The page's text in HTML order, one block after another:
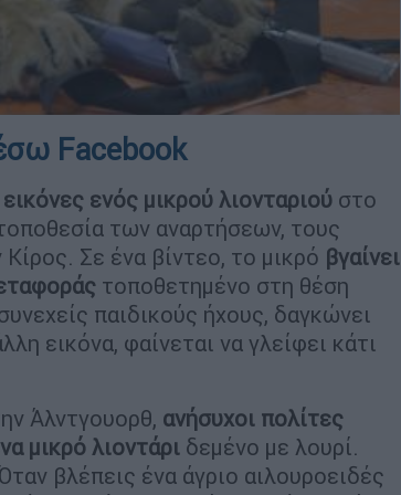
Facebook
εικόνες ενός μικρού λιονταριού στο
των αναρτήσεων, τους
Σε ένα βίντεο, το μικρό βγαίνει
τοποθετημένο στη θέση
παιδικούς ήχους, δαγκώνει
εικόνα, φαίνεται να γλείφει κάτι
Άλντγουορθ, ανήσυχοι πολίτες
μικρό λιοντάρι δεμένο με λουρί.
βλέπεις ένα άγριο αιλουροειδές